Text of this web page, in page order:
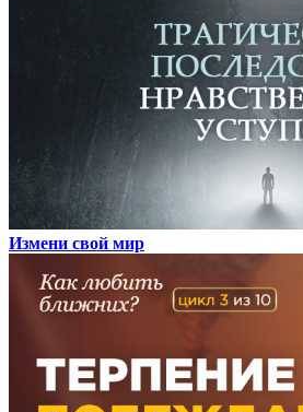
Измени свой мир